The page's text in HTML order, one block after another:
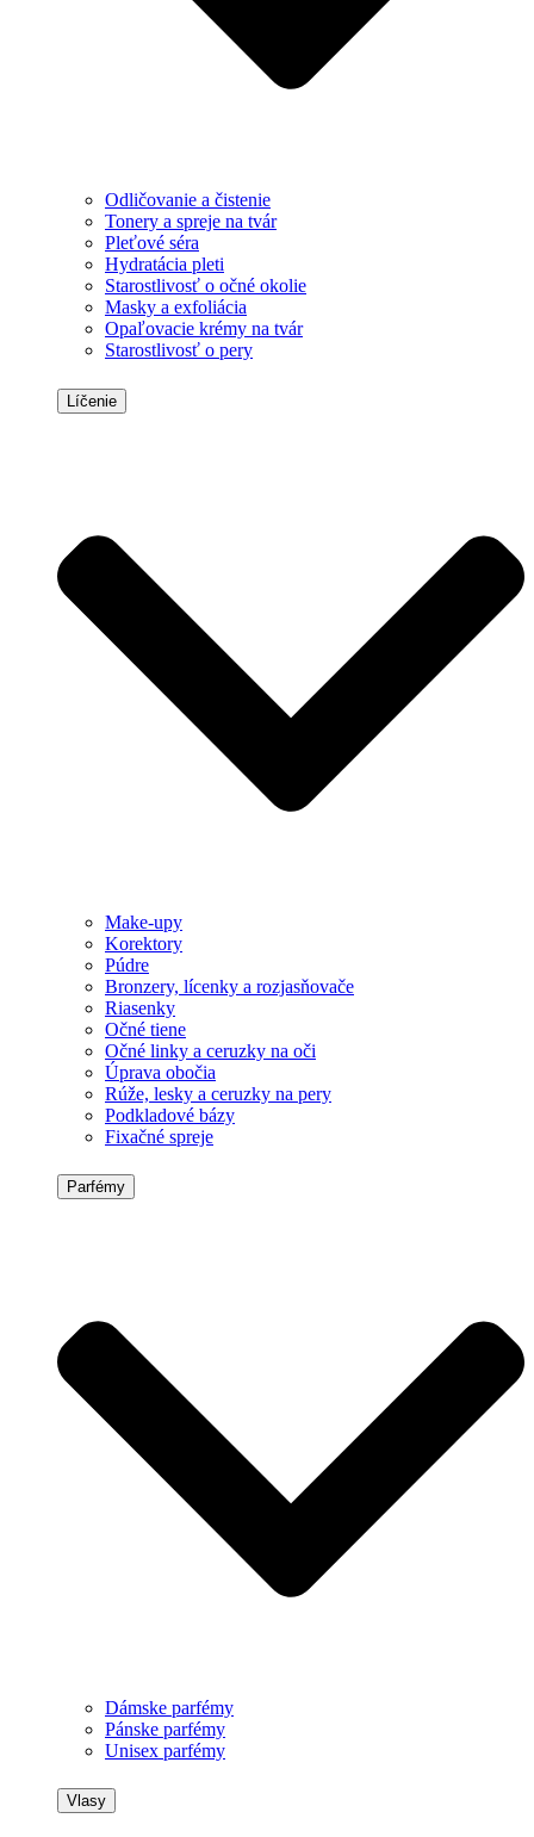
Odličovanie a čistenie
Tonery a spreje na tvár
Pleťové séra
Hydratácia pleti
Starostlivosť o očné okolie
Masky a exfoliácia
Opaľovacie krémy na tvár
Starostlivosť o pery
Líčenie
Make-upy
Korektory
Púdre
Bronzery, lícenky a rozjasňovače
Riasenky
Očné tiene
Očné linky a ceruzky na oči
Úprava obočia
Rúže, lesky a ceruzky na pery
Podkladové bázy
Fixačné spreje
Parfémy
Dámske parfémy
Pánske parfémy
Unisex parfémy
Vlasy